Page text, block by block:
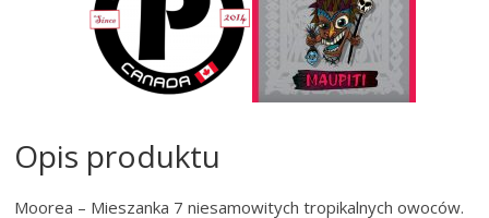
Opis produktu
Moorea – Mieszanka 7 niesamowitych tropikalnych owoców.